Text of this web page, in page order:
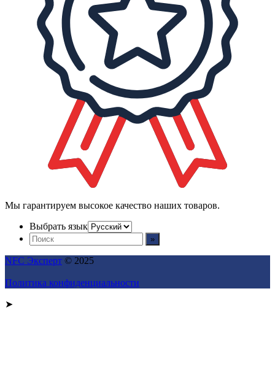
Мы гарантируем высокое качество наших товаров.
Выбрать язык
NFC Эксперт © 2025
Политика конфиденциальности
➤